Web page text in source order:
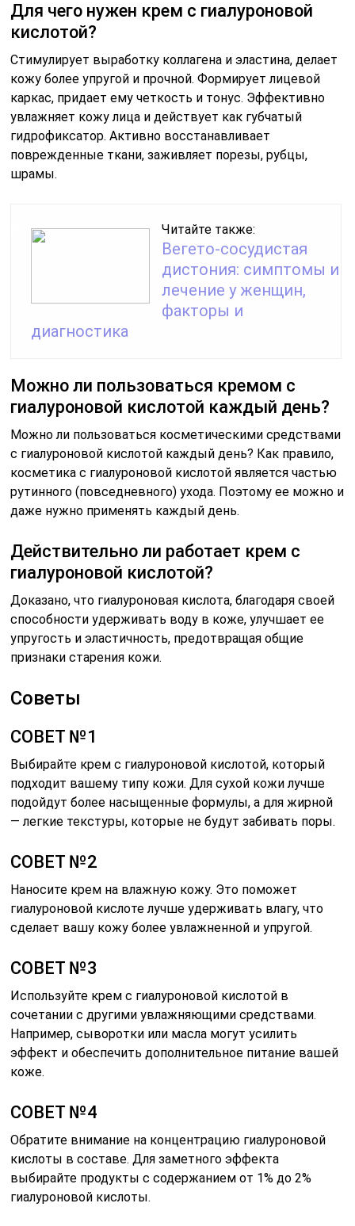
Для чего нужен крем с гиалуроновой
кислотой?
Стимулирует выработку коллагена и эластина, делает
кожу более упругой и прочной. Формирует лицевой
каркас, придает ему четкость и тонус. Эффективно
увлажняет кожу лица и действует как губчатый
гидрофиксатор. Активно восстанавливает
поврежденные ткани, заживляет порезы, рубцы,
шрамы.
Читайте также:
Вегето-сосудистая
дистония: симптомы и
лечение у женщин,
факторы и
диагностика
Можно ли пользоваться кремом с
гиалуроновой кислотой каждый день?
Можно ли пользоваться косметическими средствами
с гиалуроновой кислотой каждый день? Как правило,
косметика с гиалуроновой кислотой является частью
рутинного (повседневного) ухода. Поэтому ее можно и
даже нужно применять каждый день.
Действительно ли работает крем с
гиалуроновой кислотой?
Доказано, что гиалуроновая кислота, благодаря своей
способности удерживать воду в коже, улучшает ее
упругость и эластичность, предотвращая общие
признаки старения кожи.
Советы
СОВЕТ №1
Выбирайте крем с гиалуроновой кислотой, который
подходит вашему типу кожи. Для сухой кожи лучше
подойдут более насыщенные формулы, а для жирной
— легкие текстуры, которые не будут забивать поры.
СОВЕТ №2
Наносите крем на влажную кожу. Это поможет
гиалуроновой кислоте лучше удерживать влагу, что
сделает вашу кожу более увлажненной и упругой.
СОВЕТ №3
Используйте крем с гиалуроновой кислотой в
сочетании с другими увлажняющими средствами.
Например, сыворотки или масла могут усилить
эффект и обеспечить дополнительное питание вашей
коже.
СОВЕТ №4
Обратите внимание на концентрацию гиалуроновой
кислоты в составе. Для заметного эффекта
выбирайте продукты с содержанием от 1% до 2%
гиалуроновой кислоты.